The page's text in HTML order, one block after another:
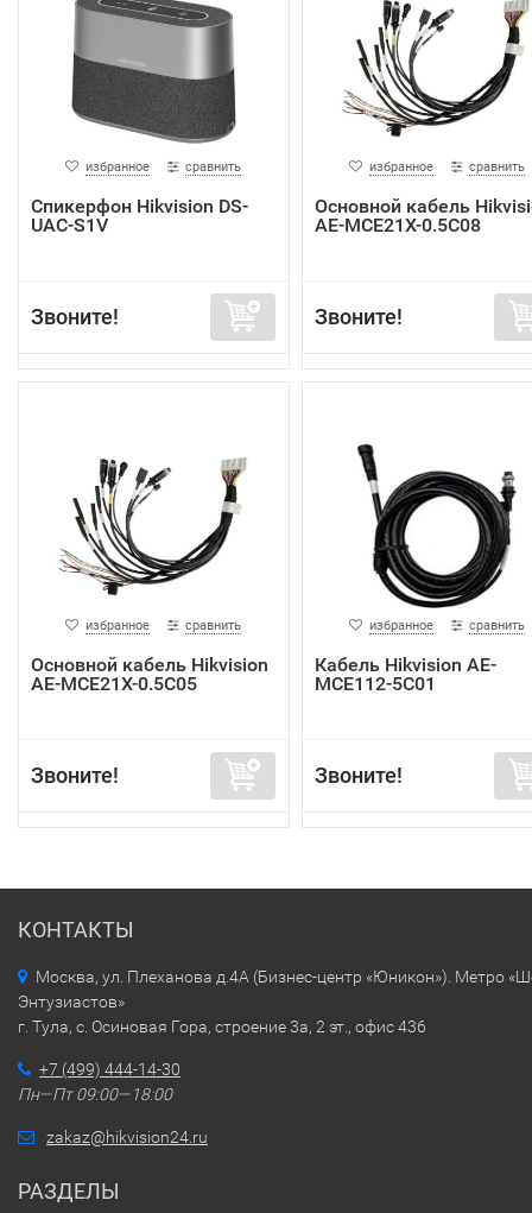
избранное сравнить
Спикерфон Hikvision DS-
UAC-S1V
Звоните!
избранное сравнить
Основной кабель
AE-MCE21X-0.5C08
Звоните!
избранное сравнить
Основной кабель Hikvision
AE-MCE21X-0.5C05
Звоните!
избранное сравнить
Кабель Hikvision AE-
MCE112-5C01
Звоните!
КОНТАКТЫ
Москва, ул. Плеханова д.4А (Бизнес-центр «Юникон»). Метро
Энтузиастов»
г. Тула, с. Осиновая Гора, строение 3а, 2 эт., офис 436
+7 (499) 444-14-30
Пн—Пт 09:00—18:00
zakaz@hikvision24.ru
РАЗДЕЛЫ